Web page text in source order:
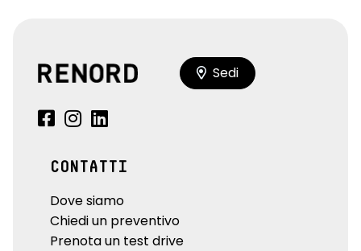
Sedi
CONTATTI
Dove siamo
Chiedi un preventivo
Prenota un test drive